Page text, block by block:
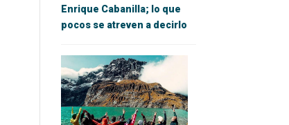
Enrique Cabanilla; lo que
pocos se atreven a decirlo